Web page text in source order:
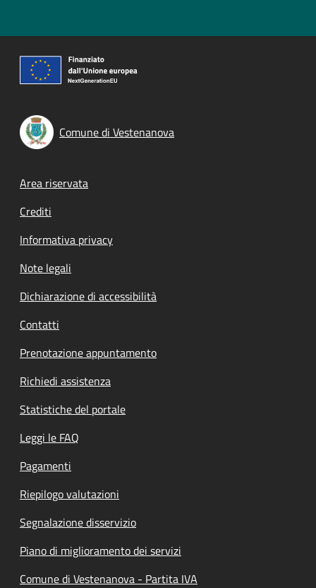
Comune di Vestenanova
Footer menu
Area riservata
Crediti
Informativa privacy
Note legali
Dichiarazione di accessibilità
Contatti
Prenotazione appuntamento
Richiedi assistenza
Statistiche del portale
Leggi le FAQ
Pagamenti
Riepilogo valutazioni
Segnalazione disservizio
Piano di miglioramento dei servizi
Comune di Vestenanova - Partita IVA